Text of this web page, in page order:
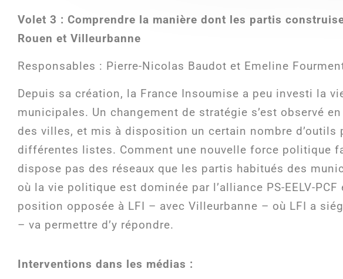
Volet 3 : Comprendre la manière dont les partis
Rouen et Villeurbanne
Responsables : Pierre-Nicolas Baudot et Emeline
Depuis sa création, la France Insoumise a peu investi la
municipales. Un changement de stratégie s’est observé
des villes, et mis à disposition un certain nombre
différentes listes. Comment une nouvelle force politique
dispose pas des réseaux que les partis habitués des
où la vie politique est dominée par l’alliance PS-EELV-
position opposée à LFI – avec Villeurbanne – où LFI a
– va permettre d’y répondre.
Interventions dans les médias :